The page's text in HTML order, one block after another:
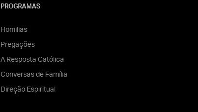
PROGRAMAS
Homilias
Pregações
A Resposta Católica
Conversas de Família
Direção Espiritual